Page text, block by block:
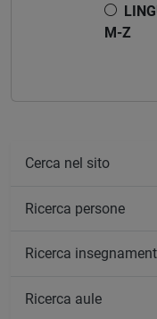
M-Z
Cerca nel sito
Ricerca persone
Ricerca
Ricerca aule